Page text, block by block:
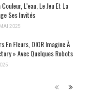
L’eau, Le Jeu Et La
Ses Invités
2025
En Fleurs, DIOR Imagine À
» Avec Quelques Robots